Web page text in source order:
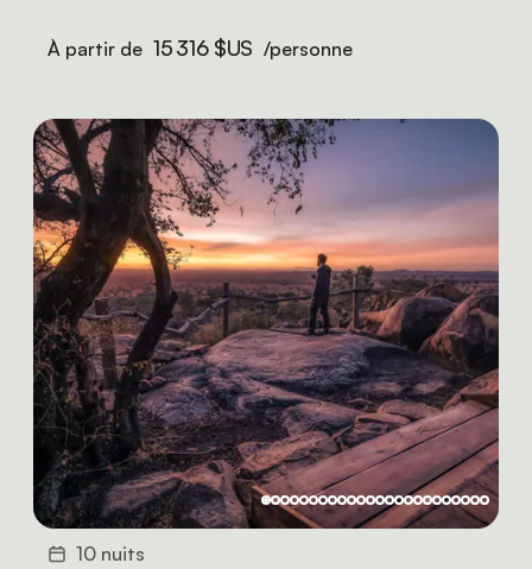
À partir de 15 316 $US /personne
10 nuits